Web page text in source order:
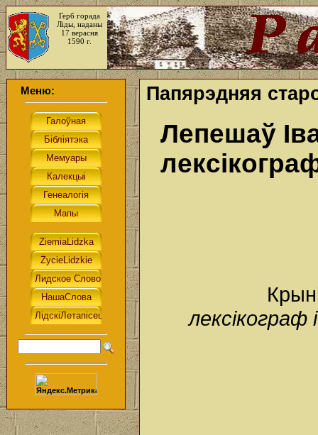
Герб горада
Ліды, наданы
17 верасня
1590 г.
Меню: Папярэдняя
Лепешаў